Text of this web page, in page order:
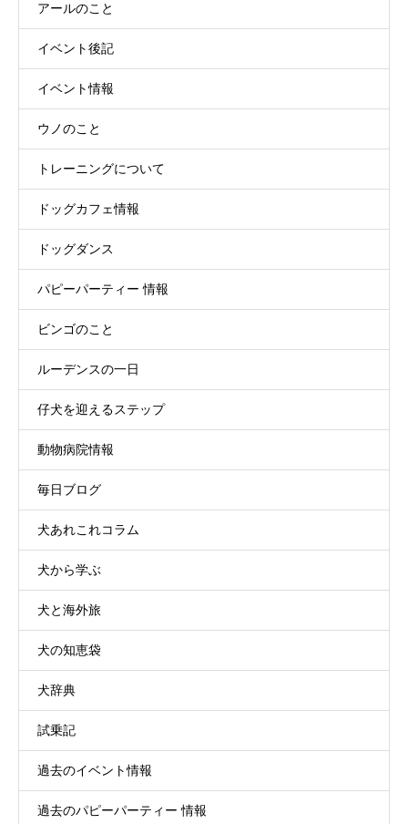
アールのこと
イベント後記
イベント情報
ウノのこと
トレーニングについて
ドッグカフェ情報
ドッグダンス
パピーパーティー 情報
ビンゴのこと
ルーデンスの一日
仔犬を迎えるステップ
動物病院情報
毎日ブログ
犬あれこれコラム
犬から学ぶ
犬と海外旅
犬の知恵袋
犬辞典
試乗記
過去のイベント情報
過去のパピーパーティー 情報